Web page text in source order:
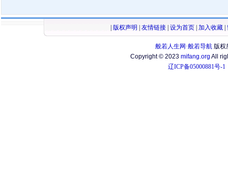
版权声明 友情链接 设为首页 加入收藏
般若人生网·般若导航版权
Copyright © 2023 mifang.org All
辽ICP备05000881号-1